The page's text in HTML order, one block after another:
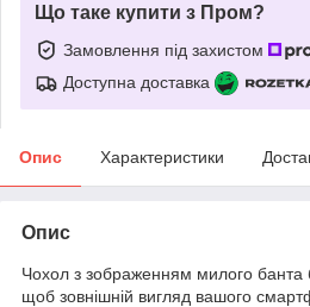
Що таке купити з Пром?
Замовлення під захистом
Доступна доставка
Опис Характеристики
Опис
Чохол з зображенням милого банта
щоб зовнішній вигляд вашого